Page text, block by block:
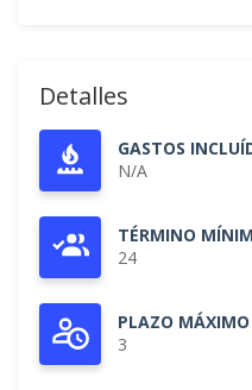
Detalles
GASTOS
N/A
TÉRMINO
24
PLAZO MÁXIMO
3